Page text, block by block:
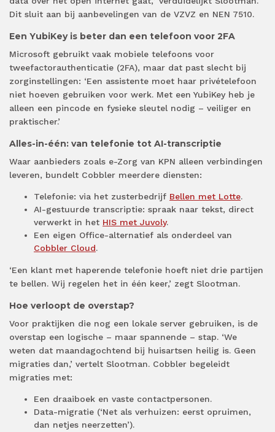
Dit sluit aan bij aanbevelingen van de VZVZ en NEN 7510.
Een YubiKey is beter dan een telefoon voor 2FA
Microsoft gebruikt vaak mobiele telefoons voor
tweefactorauthenticatie (2FA), maar dat past slecht bij
zorginstellingen: ‘Een assistente moet haar privételefoon
niet hoeven gebruiken voor werk. Met een YubiKey heb je
alleen een pincode en fysieke sleutel nodig – veiliger en
praktischer.’
Alles-in-één: van telefonie tot AI-transcriptie
Waar aanbieders zoals e-Zorg van KPN alleen verbindingen
leveren, bundelt Cobbler meerdere diensten:
Telefonie: via het zusterbedrijf Bellen met Lotte.
AI-gestuurde transcriptie: spraak naar tekst, direct
verwerkt in het HIS met Juvoly.
Een eigen Office-alternatief als onderdeel van
Cobbler Cloud.
‘Een klant met haperende telefonie hoeft niet drie partijen
te bellen. Wij regelen het in één keer,’ zegt Slootman.
Hoe verloopt de overstap?
Voor praktijken die nog een lokale server gebruiken, is de
overstap een logische – maar spannende – stap. ‘We
weten dat maandagochtend bij huisartsen heilig is. Geen
migraties dan,’ vertelt Slootman. Cobbler begeleidt
migraties met:
Een draaiboek en vaste contactpersonen.
Data-migratie (‘Net als verhuizen: eerst opruimen,
dan netjes neerzetten’).